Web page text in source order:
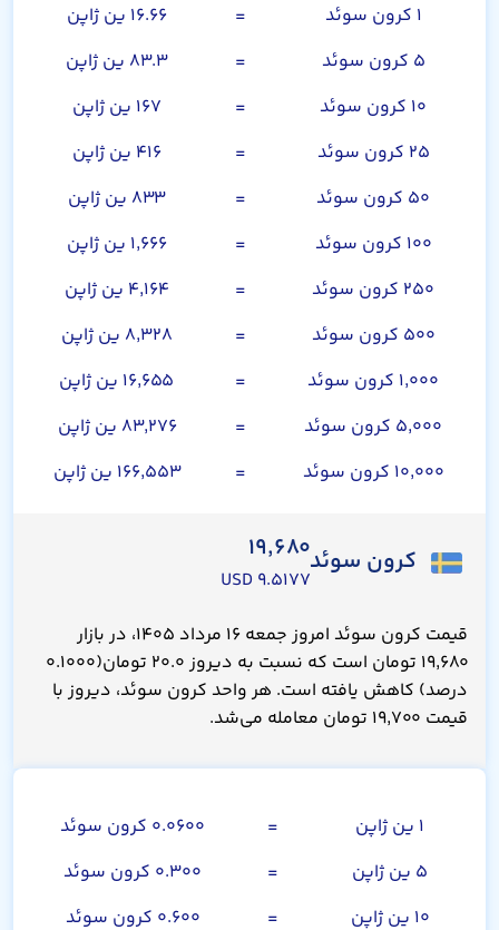
۱ کرون سوئد =
۱۶.۶۶ ین ژاپن
۵ کرون سوئد
=
۸۳.۳ ین ژاپن
۱۰ کرون سوئد
=
۱۶۷ ین ژاپن
۲۵ کرون سوئد
=
۴۱۶ ین ژاپن
۵۰ کرون سوئد
=
۸۳۳ ین ژاپن
۱۰۰ کرون سوئد
=
۱,۶۶۶ ین ژاپن
۲۵۰ کرون سوئد
=
۴,۱۶۴ ین ژاپن
۵۰۰ کرون سوئد
=
۸,۳۲۸ ین ژاپن
۱,۰۰۰ کرون سوئد
=
۱۶,۶۵۵ ین ژاپن
۵,۰۰۰ کرون سوئد
=
۸۳,۲۷۶ ین ژاپن
۱۰,۰۰۰ کرون سوئد
= ۱۶۶,۵۵۳ ین ژاپن
کرون سوئد۱۹,۶۸۰
۹.۵۱۷۷ USD
قیمت کرون سوئد امروز جمعه ۱۶ مرداد ۱۴۰۵، در بازار
۱۹,۶۸۰ تومان است که نسبت به دیروز ۲۰.۰ تومان(۰.۱۰۰۰
درصد) کاهش یافته است. هر واحد کرون سوئد، دیروز با
قیمت ۱۹,۷۰۰ تومان معامله می‌شد.
۱ ین ژاپن =
۰.۰۶۰۰ کرون سوئد
۵ ین ژاپن
=
۰.۳۰۰ کرون سوئد
۱۰ ین ژاپن
= ۰.۶۰۰ کرون سوئد